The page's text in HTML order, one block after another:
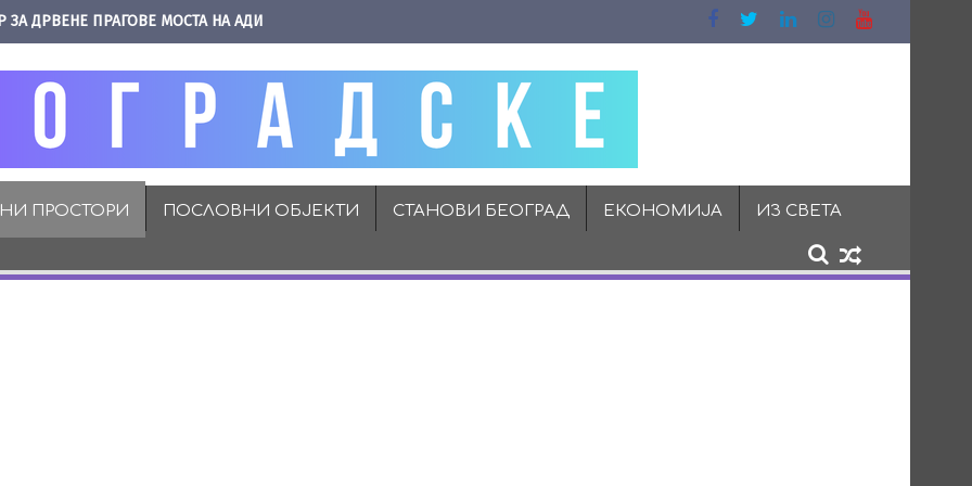
ЗА ДРВЕНЕ ПРАГОВЕ МОСТА НА АДИ
ПРОСТОРИ ПОСЛОВНИ ОБЈЕКТИ СТАНОВИ БЕОГРАД ЕКОНОМИЈА ИЗ СВЕТА